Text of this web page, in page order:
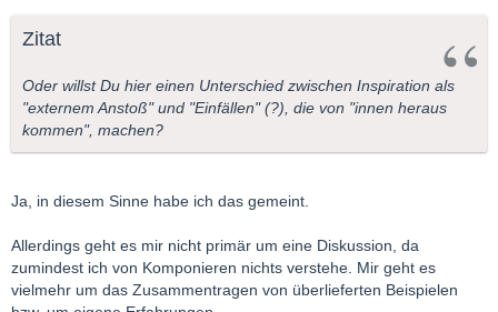
Zitat
Oder willst Du hier einen Unterschied zwischen Inspiration als
"externem Anstoß" und "Einfällen" (?), die von "innen heraus
kommen", machen?
Ja, in diesem Sinne habe ich das gemeint.
Allerdings geht es mir nicht primär um eine Diskussion, da
zumindest ich von Komponieren nichts verstehe. Mir geht es
vielmehr um das Zusammentragen von überlieferten Beispielen